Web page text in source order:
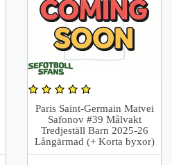
Paris Saint-Germain Matvei
Safonov #39 Målvakt
Tredjeställ Barn 2025-26
Långärmad (+ Korta byxor)